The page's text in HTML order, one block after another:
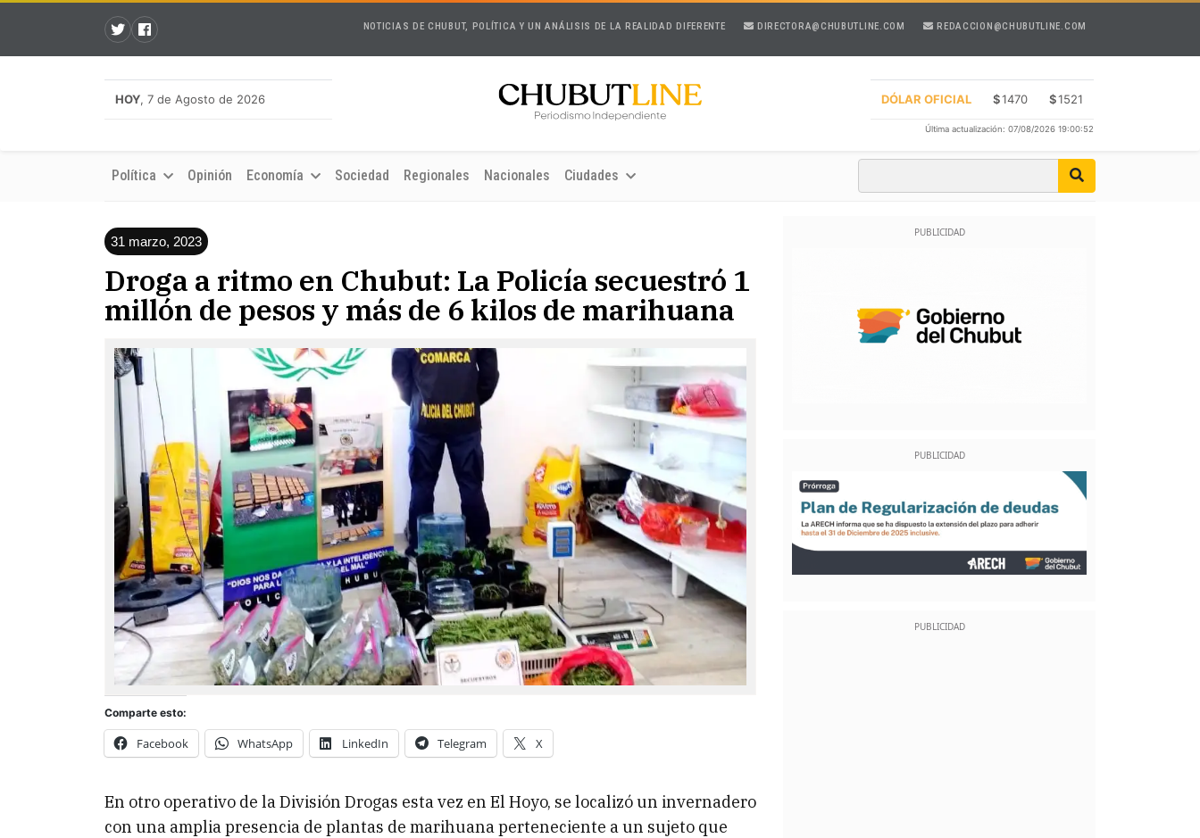
NOTICIAS DE CHUBUT, POLÍTICA Y UN ANÁLISIS DE LA REALIDAD DIFERENTE DIRECTORA@CHUBUTLINE.COM REDACCION@CHUBUTLINE.COM
HOY, 7 de Agosto de 2026 DÓLAR OFICIAL $1470 $1521
Última actualización: 07/08/2026 19:00:52
Política Opinión Economía Sociedad Regionales Nacionales Ciudades
31 marzo, 2023
Droga a ritmo en Chubut: La Policía secuestró 1
millón de pesos y más de 6 kilos de marihuana
Comparte esto:
Facebook WhatsApp LinkedIn Telegram X
En otro operativo de la División Drogas esta vez en El Hoyo, se localizó un invernadero
con una amplia presencia de plantas de marihuana perteneciente a un sujeto que